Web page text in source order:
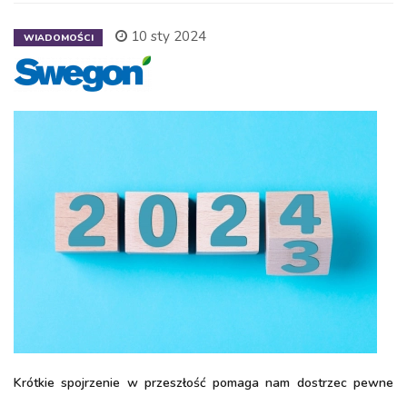
WIADOMOŚCI 10 sty 2024
Krótkie spojrzenie w przeszłość pomaga nam dostrzec pewne